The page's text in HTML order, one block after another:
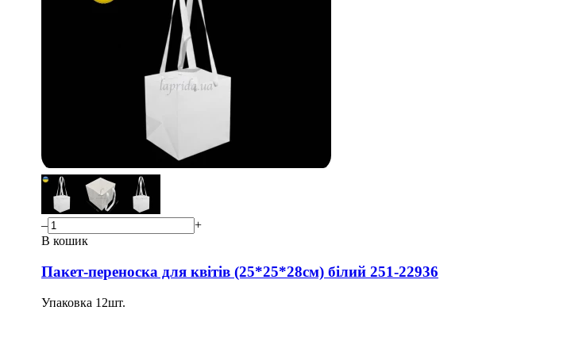
–
+
В кошик
Пакет-переноска для квітів (25*25*28см) білий 251-22936
Упаковка 12шт.